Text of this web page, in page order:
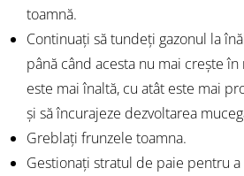
toamnă.
Continuați să tundeți gazonul la
până când acesta nu mai crește
este mai înaltă, cu atât este mai
și să încurajeze dezvoltarea
Greblați frunzele toamna.
Gestionați stratul de paie pentru